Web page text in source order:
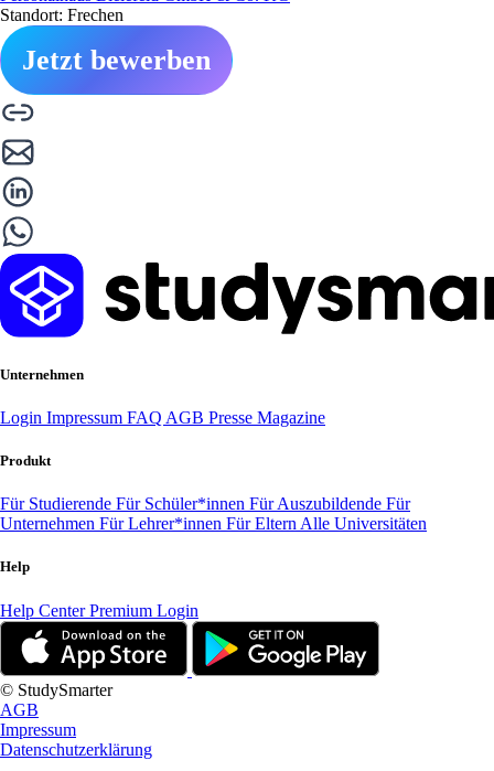
Standort: Frechen
Jetzt bewerben
Unternehmen
Login Impressum FAQ AGB Presse Magazine
Produkt
Für Studierende Für Schüler*innen Für Auszubildende Für
Unternehmen Für Lehrer*innen Für Eltern Alle Universitäten
Help
Help CenterPremium Login
© StudySmarter
AGB
Impressum
Datenschutzerklärung